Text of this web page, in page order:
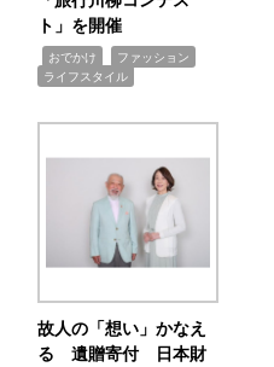
ト」を開催
おでかけ ファッション
ライフスタイル
故人の「想い」かなえ
る 遺贈寄付 日本財